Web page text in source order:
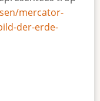
mercator-
der-erde-